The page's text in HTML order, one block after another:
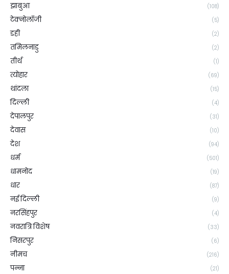
झाबुआ (108)
टेक्नोलॉजी (5)
डही (2)
तमिलनाडु (2)
तीर्थ (1)
त्योहार (69)
थांदला (15)
दिल्ली (4)
देपालपुर (31)
देवास (10)
देश (94)
धर्म (501)
धामनोद (19)
धार (87)
नई दिल्ली (9)
नरसिंहपुर (4)
नवरात्रि विशेष (33)
निसरपुर (6)
नीमच (216)
पन्ना (21)